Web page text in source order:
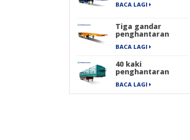
BACA LAGI
Tiga gandar
penghantaran
kontena
mengangkut
rangka
BACA LAGI
40 kaki
penghantaran
barang berat
pengangkutan
BACA LAGI